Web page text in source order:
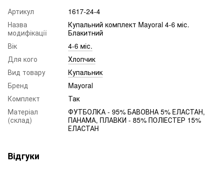
Артикул
1617-24-4
Назва
модифікації
Купальний комплект Mayoral 4-6 міс.
Блакитний
Вік
4-6 міс.
Для кого
Хлопчик
Вид товару
Купальник
Бренд
Mayoral
Комплект
Так
Матеріал
(склад)
ФУТБОЛКА - 95% БАВОВНА 5% ЕЛАСТАН,
ПАНАМА, ПЛАВКИ - 85% ПОЛІЕСТЕР 15%
ЕЛАСТАН
Відгуки